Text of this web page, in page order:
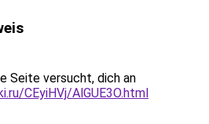
Seite versucht, dich an
CEyiHVj/AlGUE3O.html